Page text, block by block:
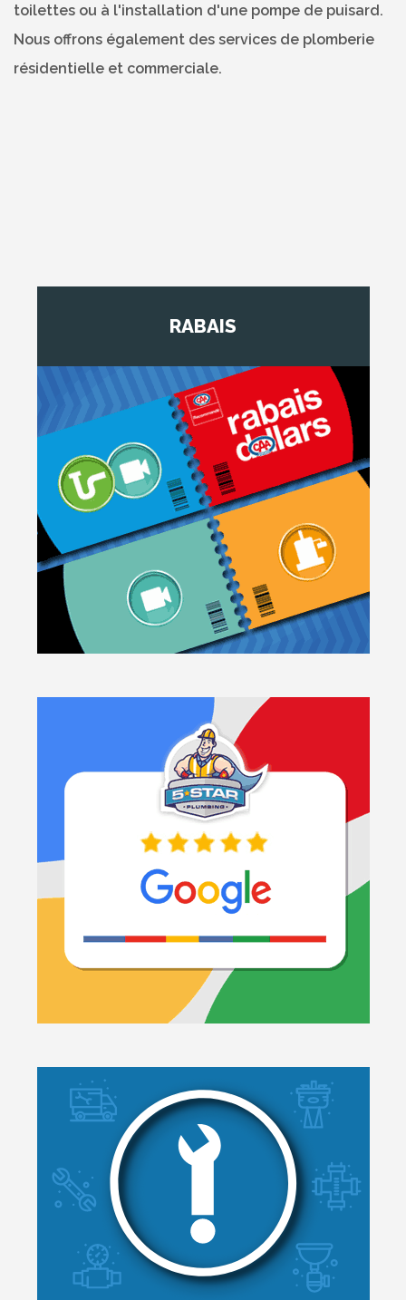
toilettes ou à l'installation d'une pompe de puisard.
Nous offrons également des services de plomberie
résidentielle et commerciale.
RABAIS